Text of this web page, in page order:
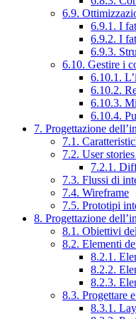
6.9.
6.9.1. I
6.9.2. I
6.9.3.
6.10. Gestire i
6.10.1.
6.10.2.
6.10.3.
6.10.4.
7. Progettazione
7.1.
7.2. User
7.2.1.
7.3. Flussi di
7.4. Wireframe
7.5. Prototipi
8. Progettazione
8.1. Obiettivi
8.2. Elementi
8.2.1.
8.2.2.
8.2.3.
8.3. Progettare
8.3.1.